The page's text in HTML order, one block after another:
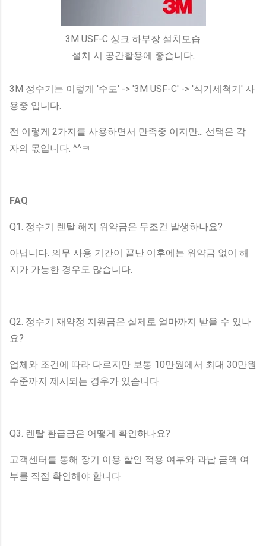
3M USF-C 싱크 하부장 설치모습
설치 시 공간활용에 좋습니다.
3M 정수기는 이렇게 '수도' -> '3M USF-C' -> '식기세척기' 사
용중 입니다.
전 이렇게 2가지를 사용하면서 만족중 이지만... 선택은 각
자의 몫입니다. ^^ㅋ
FAQ
Q1. 정수기 렌탈 해지 위약금은 무조건 발생하나요?
아닙니다. 의무 사용 기간이 끝난 이후에는 위약금 없이 해
지가 가능한 경우도 많습니다.
Q2. 정수기 재약정 지원금은 실제로 얼마까지 받을 수 있나
요?
업체와 조건에 따라 다르지만 보통 10만원에서 최대 30만원
수준까지 제시되는 경우가 있습니다.
Q3. 렌탈 환급금은 어떻게 확인하나요?
고객센터를 통해 장기 이용 할인 적용 여부와 과납 금액 여
부를 직접 확인해야 합니다.